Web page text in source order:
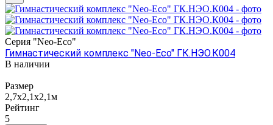
Серия "Neo-Eco"
Гимнастический комплекс "Neo-Eco" ГК.НЭО.К004
В наличии
Размер
2,7х2,1х2,1м
Рейтинг
5